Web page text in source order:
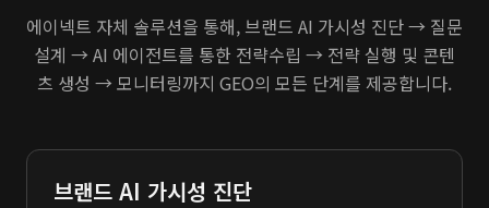
에이넥트 자체 솔루션을 통해, 브랜드 AI 가시성 진단 → 질문
설계 → AI 에이전트를 통한 전략수립 → 전략 실행 및 콘텐
츠 생성 → 모니터링까지 GEO의 모든 단계를 제공합니다.
브랜드 AI 가시성 진단